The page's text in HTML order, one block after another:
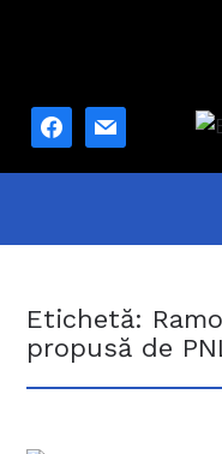
facebook
mail
Etichetă:
propusă de